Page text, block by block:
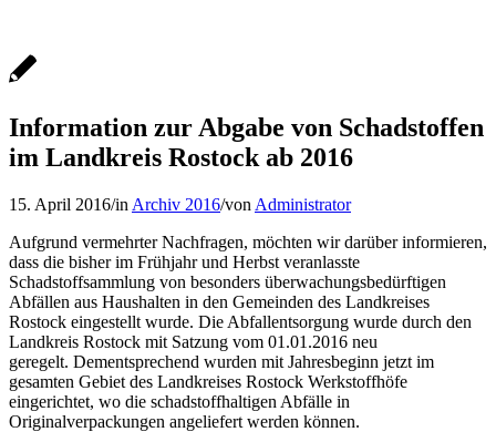
Information zur Abgabe von Schadstoffen
im Landkreis Rostock ab 2016
15. April 2016/in Archiv 2016/von Administrator
Aufgrund vermehrter Nachfragen, möchten wir darüber informieren,
dass die bisher im Frühjahr und Herbst veranlasste
Schadstoffsammlung von besonders überwachungsbedürftigen
Abfällen aus Haushalten in den Gemeinden des Landkreises
Rostock eingestellt wurde. Die Abfallentsorgung wurde durch den
Landkreis Rostock mit Satzung vom 01.01.2016 neu
geregelt. Dementsprechend wurden mit Jahresbeginn jetzt im
gesamten Gebiet des Landkreises Rostock Werkstoffhöfe
eingerichtet, wo die schadstoffhaltigen Abfälle in
Originalverpackungen angeliefert werden können.